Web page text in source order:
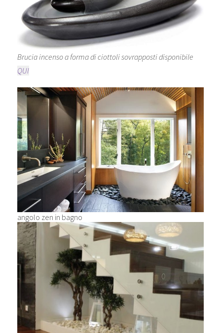
Brucia incenso a forma di ciottoli sovrapposti disponibile
QUI
angolo zen in bagno